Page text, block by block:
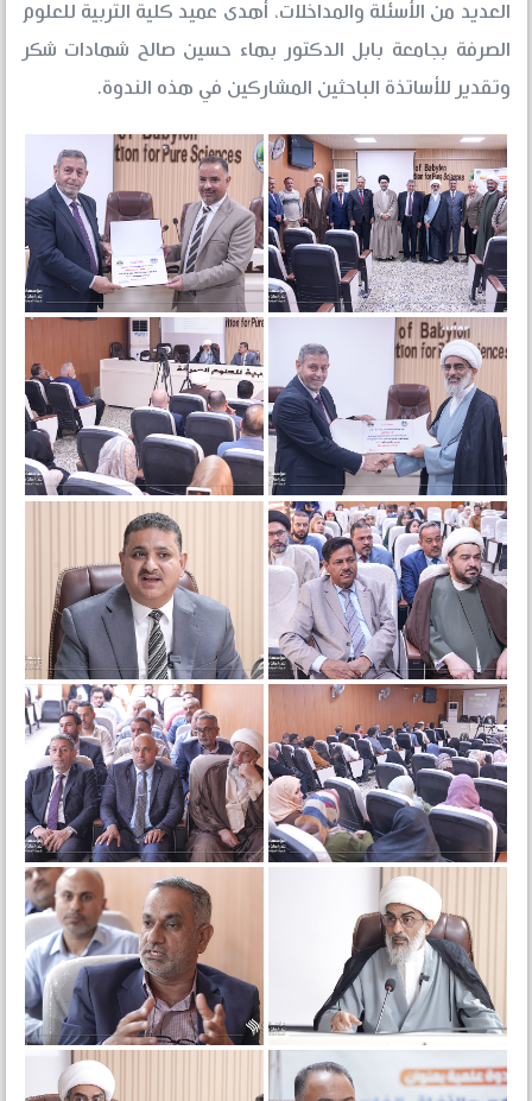
العديد من الأسئلة والمداخلات، أهدى عميد كلية التربية للعلوم
الصرفة بجامعة بابل الدكتور بهاء حسين صالح شهادات شكر
وتقدير للأساتذة الباحثين المشاركين في هذه الندوة.